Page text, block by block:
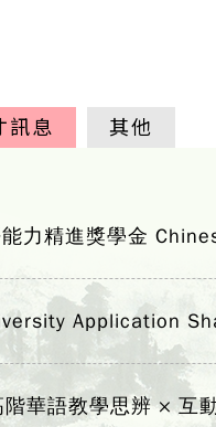
訊息 其他
力精進獎學金
Application
階華語教學思辨 × 互